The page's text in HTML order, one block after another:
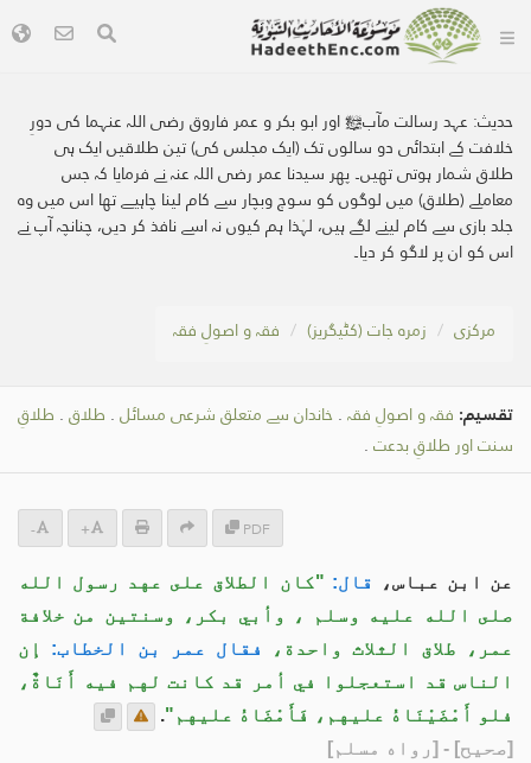
حدیث: عہد رسالت مآبﷺ اور ابو بکر و عمر فاروق رضی اللہ عنہما کی دورِ
خلافت کے ابتدائی دو سالوں تک (ایک مجلس کی) تین طلاقیں ایک ہی
طلاق شمار ہوتی تھیں۔ پھر سیدنا عمر رضی اللہ عنہ نے فرمایا کہ جس
معاملے (طلاق) میں لوگوں کو سوچ وبچار سے کام لینا چاہیے تھا اس میں وہ
جلد بازی سے کام لینے لگے ہیں، لہٰذا ہم کیوں نہ اسے نافذ کر دیں، چنانچہ آپ نے
اس کو ان پر لاگو کر دیا۔
مرکزی زمرہ جات (کٹیگریز) فقہ و اصولِ فقہ
تقسیم: فقہ و اصولِ فقہ . خاندان سے متعلق شرعی مسائل . طلاق . طلاقِ
سنت اور طلاقِ بدعت .
PDF
+
-
عن ابن عباس، قال: "كان الطلاق على عهد رسول الله
صلى الله عليه وسلم ، وأبي بكر، وسنتين من خلافة
عمر، طلاق الثلاث واحدة،
فقال عمر بن الخطاب: إن
الناس قد استعجلوا في أمر قد كانت لهم فيه أَنَاةٌ،
فلو أَمْضَيْنَاهُ عليهم، فَأَمْضَاهُ عليهم".
[صحيح] - [رواه مسلم]